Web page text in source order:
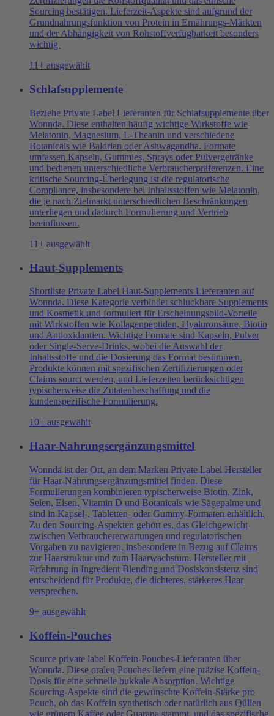
Sourcing bestätigen. Lieferzeit-Aspekte sind aufgrund der
Grundnahrungsfunktion von Protein in Ernährungs-Märkten
und der Abhängigkeit von Rohstoffverfügbarkeit besonders
wichtig.
11+ ausgewählt
Schlafsupplemente
Beziehe Private Label Lieferanten für Schlafsupplemente über
Wonnda. Diese enthalten häufig wichtige Wirkstoffe wie
Melatonin, Magnesium, L-Theanin und verschiedene
Botanicals wie Baldrian oder Ashwagandha. Formate
umfassen Kapseln, Gummies, Sprays oder Pulvergetränke
und bedienen unterschiedliche Verbraucherpräferenzen. Eine
kritische Sourcing-Überlegung ist die regulatorische
Compliance, insbesondere bei Inhaltsstoffen wie Melatonin,
die je nach Zielmarkt unterschiedlichen Beschränkungen
unterliegen und dadurch Formulierung und Vertrieb
beeinflussen.
11+ ausgewählt
Haut-Supplements
Shortliste Private Label Haut-Supplements Lieferanten auf
Wonnda. Diese Kategorie verbindet schluckbare Supplements
und Kosmetik und formuliert für Erscheinungsbild-Vorteile
mit Wirkstoffen wie Kollagenpeptiden, Hyaluronsäure, Biotin
und Antioxidantien. Wichtige Formate sind Kapseln, Pulver
oder Single-Serve-Drinks, wobei die Auswahl der
Inhaltsstoffe und die Dosierung das Format bestimmen.
Produkte können mit spezifischen Zertifizierungen oder
Claims sourct werden, und Lieferzeiten berücksichtigen
typischerweise die Zutatenbeschaffung und die
kundenspezifische Formulierung.
10+ ausgewählt
Haar-Nahrungsergänzungsmittel
Wonnda ist der Ort, an dem Marken Private Label Hersteller
für Haar-Nahrungsergänzungsmittel finden. Diese
Formulierungen kombinieren typischerweise Biotin, Zink,
Selen, Eisen, Vitamin D und Botanicals wie Sägepalme und
sind in Kapsel-, Tabletten- oder Gummy-Formaten erhältlich.
Zu den Sourcing-Aspekten gehört es, das Gleichgewicht
zwischen Verbrauchererwartungen und regulatorischen
Vorgaben zu navigieren, insbesondere in Bezug auf Claims
zur Haarstruktur und zum Haarwachstum. Hersteller mit
Erfahrung in Ingredient Blending und Dosiskonsistenz sind
entscheidend für Produkte, die dichteres, stärkeres Haar
versprechen.
9+ ausgewählt
Koffein-Pouches
Source private label Koffein-Pouches-Lieferanten über
Wonnda. Diese oralen Pouches liefern eine präzise Koffein-
Dosis für eine schnelle bukkale Absorption. Wichtige
Sourcing-Aspekte sind die gewünschte Koffein-Stärke pro
Pouch, ob das Koffein synthetisch oder natürlich aus Qüllen